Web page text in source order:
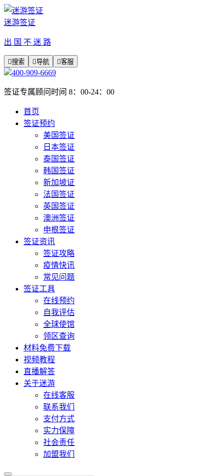
迷游签证
出 国 不 迷 路
搜索 导航 客服
400-909-6669
签证专属顾问时间 8：00-24：00
首页
签证预约
美国签证
日本签证
泰国签证
韩国签证
新加坡证
法国签证
英国签证
澳洲签证
申根签证
签证资讯
签证攻略
疫情快讯
常见问题
签证工具
在线预约
自我评估
全球使馆
领区查询
材料免费下载
视频教程
直播解答
关于迷游
在线客服
联系我们
支付方式
实力保障
社会责任
加盟我们